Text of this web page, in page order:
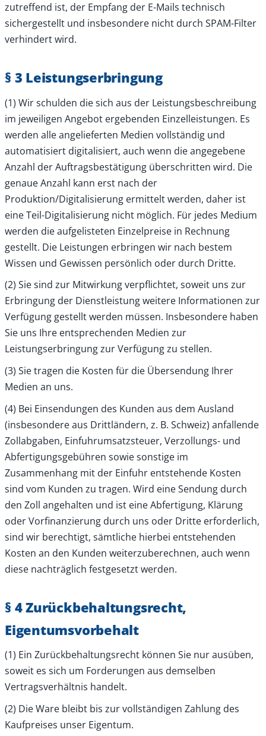
zutreffend ist, der Empfang der E-Mails technisch
sichergestellt und insbesondere nicht durch SPAM-Filter
verhindert wird.
§ 3 Leistungserbringung
(1) Wir schulden die sich aus der Leistungsbeschreibung
im jeweiligen Angebot ergebenden Einzelleistungen. Es
werden alle angelieferten Medien vollständig und
automatisiert digitalisiert, auch wenn die angegebene
Anzahl der Auftragsbestätigung überschritten wird. Die
genaue Anzahl kann erst nach der
Produktion/Digitalisierung ermittelt werden, daher ist
eine Teil-Digitalisierung nicht möglich. Für jedes Medium
werden die aufgelisteten Einzelpreise in Rechnung
gestellt. Die Leistungen erbringen wir nach bestem
Wissen und Gewissen persönlich oder durch Dritte.
(2) Sie sind zur Mitwirkung verpflichtet, soweit uns zur
Erbringung der Dienstleistung weitere Informationen zur
Verfügung gestellt werden müssen. Insbesondere haben
Sie uns Ihre entsprechenden Medien zur
Leistungserbringung zur Verfügung zu stellen.
(3) Sie tragen die Kosten für die Übersendung Ihrer
Medien an uns.
(4) Bei Einsendungen des Kunden aus dem Ausland
(insbesondere aus Drittländern, z. B. Schweiz) anfallende
Zollabgaben, Einfuhrumsatzsteuer, Verzollungs- und
Abfertigungsgebühren sowie sonstige im
Zusammenhang mit der Einfuhr entstehende Kosten
sind vom Kunden zu tragen. Wird eine Sendung durch
den Zoll angehalten und ist eine Abfertigung, Klärung
oder Vorfinanzierung durch uns oder Dritte erforderlich,
sind wir berechtigt, sämtliche hierbei entstehenden
Kosten an den Kunden weiterzuberechnen, auch wenn
diese nachträglich festgesetzt werden.
§ 4 Zurückbehaltungsrecht,
Eigentumsvorbehalt
(1) Ein Zurückbehaltungsrecht können Sie nur ausüben,
soweit es sich um Forderungen aus demselben
Vertragsverhältnis handelt.
(2) Die Ware bleibt bis zur vollständigen Zahlung des
Kaufpreises unser Eigentum.